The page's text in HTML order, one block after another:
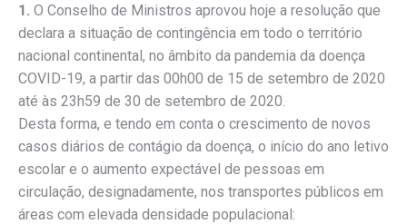
1. O Conselho de Ministros aprovou hoje a resolução que
declara a situação de contingência em todo o território
nacional continental, no âmbito da pandemia da doença
COVID-19, a partir das 00h00 de 15 de setembro de 2020
até às 23h59 de 30 de setembro de 2020.
Desta forma, e tendo em conta o crescimento de novos
casos diários de contágio da doença, o início do ano letivo
escolar e o aumento expectável de pessoas em
circulação, designadamente, nos transportes públicos em
áreas com elevada densidade populacional: